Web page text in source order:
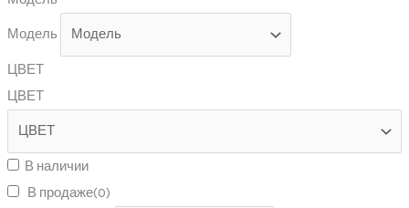
Модель
ЦВЕТ
ЦВЕТ
В наличии
В продаже(0)